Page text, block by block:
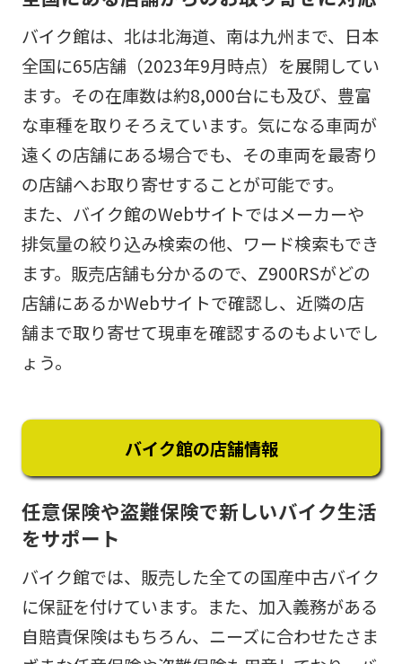
バイク館は、北は北海道、南は九州まで、日本
全国に65店舗（2023年9月時点）を展開してい
ます。その在庫数は約8,000台にも及び、豊富
な車種を取りそろえています。気になる車両が
遠くの店舗にある場合でも、その車両を最寄り
の店舗へお取り寄せすることが可能です。
また、バイク館のWebサイトではメーカーや
排気量の絞り込み検索の他、ワード検索もでき
ます。販売店舗も分かるので、Z900RSがどの
店舗にあるかWebサイトで確認し、近隣の店
舗まで取り寄せて現車を確認するのもよいでし
ょう。
バイク館の店舗情報
任意保険や盗難保険で新しいバイク生活
をサポート
バイク館では、販売した全ての国産中古バイク
に保証を付けています。また、加入義務がある
自賠責保険はもちろん、ニーズに合わせたさま